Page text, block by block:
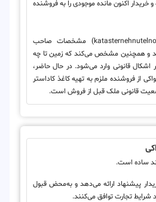
خریدار اکنون مانده موجودی را به فروشنده
ثبت کاداستر (katasternehnutelnosti) مشخصات صاحب
و همچنین مشخص می‌کند که زمین تا چه
اشکال قانونی وارد می‌شود. در حال حاضر،
از فروشنده ملزم به تهیه کاغذ کاداستر
قانونی ملک قبل از فروش است.
ساده است.
پیشنهاد ارائه می‌دهد و به‌محض قبول
شرایط تجارت توافق می‌کنند.